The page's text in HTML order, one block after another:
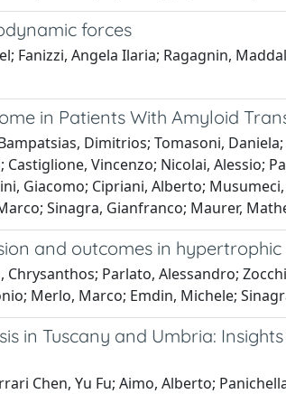
forces
Angela Ilaria; Ragagnin,
in Patients With Amyloid
Dimitrios; Tomasoni,
Castiglione, Vincenzo; Nicolai, Alessio;
Giacomo; Cipriani, Alberto;
Sinagra, Gianfranco; Maurer,
and outcomes in
Parlato, Alessandro;
Merlo, Marco; Emdin, Michele;
in Tuscany and Umbria:
Chen, Yu Fu; Aimo, Alberto;